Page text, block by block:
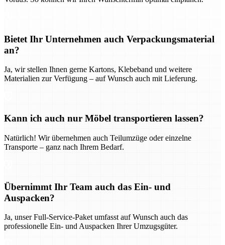
Bietet Ihr Unternehmen auch Verpackungsmaterial
an?
Ja, wir stellen Ihnen gerne Kartons, Klebeband und weitere
Materialien zur Verfügung – auf Wunsch auch mit Lieferung.
Kann ich auch nur Möbel transportieren lassen?
Natürlich! Wir übernehmen auch Teilumzüge oder einzelne
Transporte – ganz nach Ihrem Bedarf.
Übernimmt Ihr Team auch das Ein- und
Auspacken?
Ja, unser Full-Service-Paket umfasst auf Wunsch auch das
professionelle Ein- und Auspacken Ihrer Umzugsgüter.